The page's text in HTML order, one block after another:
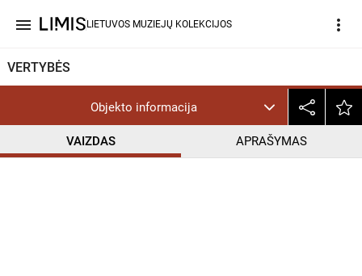
menu LIETUVOS MUZIEJŲ KOLEKCIJOS more_vert
VERTYBĖS
Objekto informacija
VAIZDAS APRAŠYMAS
CC BY-NC-ND